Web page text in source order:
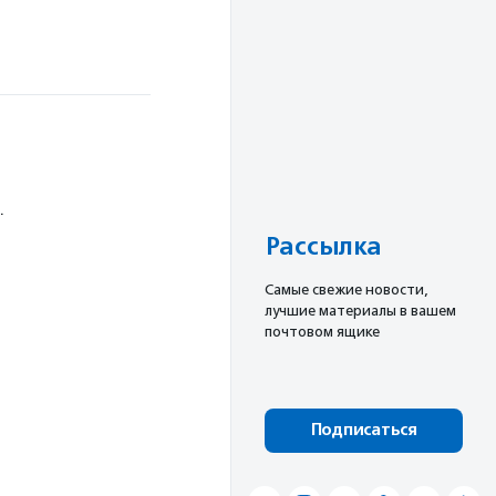
Рассылка
Cамые свежие новости,
лучшие материалы в вашем
почтовом ящике
Подписаться